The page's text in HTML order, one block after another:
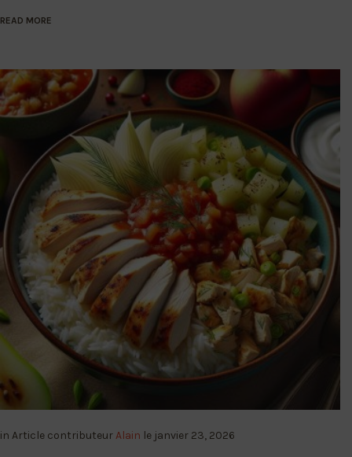
READ MORE
in Article contributeurAlain le janvier 23, 2026